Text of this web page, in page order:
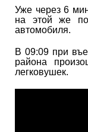
Уже через 6
на этой же
автомобиля.
В 09:09 при
района
легковушек.